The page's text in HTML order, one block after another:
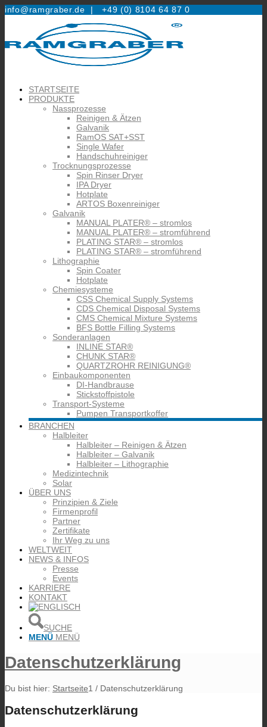
info@ramgraber.de | +49 (0) 8104 64 87 0
STARTSEITE
PRODUKTE
Nassprozesse
Reinigen & Ätzen
Galvanik
RamOS SAT+SST
Single Wafer
Handschuhreiniger
Trocknungsprozesse
Spin Rinser Dryer
IPA Dryer
Hotplate
ARTOS Boxenreiniger
Galvanik
MANUAL PLATER® – stromlos
MANUAL PLATER® – stromführend
PLATING STAR® – stromlos
PLATING STAR® – stromführend
Lithographie
Spin Coater
Hotplate
Chemiesysteme
CSS Chemical Supply Systems
CDS Chemical Disposal Systems
CMS Chemical Mixture Systems
BFS Bottle Filling Systems
Sonderanlagen
INLINE STAR®
CHUNK STAR®
QUARTZROHR REINIGUNG®
Einbaukomponenten
DI-Handbrause
Stickstoffpistole
Transport-Systeme
Pumpen Transportkoffer
BRANCHEN
Halbleiter
Halbleiter – Reinigen & Ätzen
Halbleiter – Galvanik
Halbleiter – Lithographie
Medizintechnik
Solar
ÜBER UNS
Prinzipien & Ziele
Firmenprofil
Partner
Zertifikate
Ihr Weg zu uns
WELTWEIT
NEWS & INFOS
Presse
Events
KARRIERE
KONTAKT
SUCHE
MENÜ MENÜ
Datenschutzerklärung
Du bist hier: Startseite1 / Datenschutzerklärung
Datenschutzerklärung